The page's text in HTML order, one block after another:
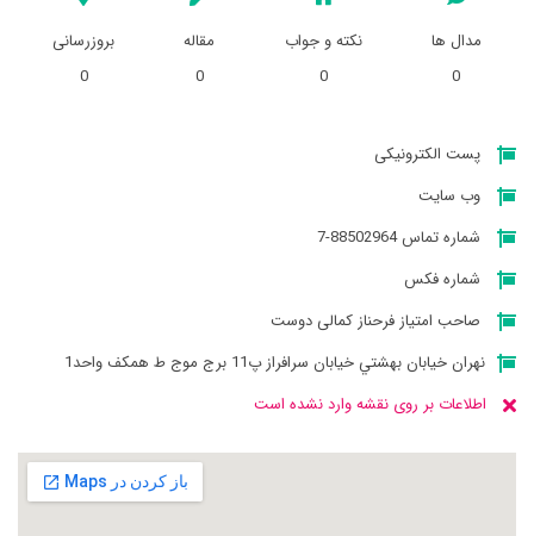
مدال ها
0
نکته و جواب
0
مقاله
0
بروزرسانی
0
پست الکترونیکی
وب سایت
شماره تماس 88502964-7
شماره فکس
صاحب امتیاز فرحناز کمالی دوست
نهران خیابان بهشتي خيابان سرافراز پ11 برج موج ط همكف واحد1
اطلاعات بر روی نقشه وارد نشده است